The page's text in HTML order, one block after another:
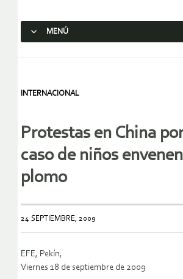
MENÚ
INTERNACIONAL
Protestas en China
caso de niños
plomo
24 SEPTIEMBRE, 2009
EFE, Pekín,
Viernes 18 de septiembre de 2009